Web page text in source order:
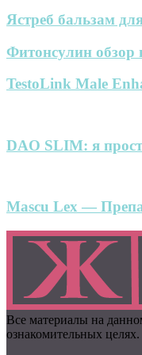
Ястреб бальзам
Фитонсулин обзор
TestoLink Male
DAO SLIM: я
Mascu Lex —
Все материалы на
ознакомительных